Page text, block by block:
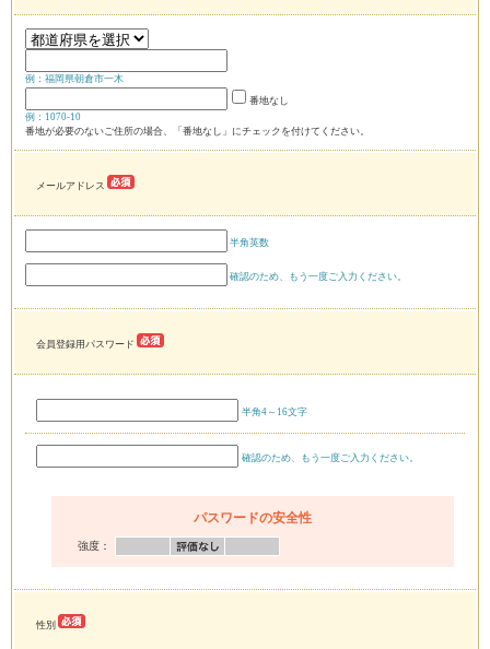
例：福岡県朝倉市一木
番地なし
例：1070-10
番地が必要のないご住所の場合、「番地なし」にチェックを付けてください。
メールアドレス
半角英数
確認のため、もう一度ご入力ください。
会員登録用パスワード
半角4～16文字
確認のため、もう一度ご入力ください。
パスワードの安全性
強度：
性別